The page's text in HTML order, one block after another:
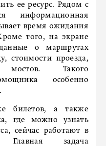
ее ресурс. Рядом с
информационная
время ожидания
того, на экране
о маршрутах
стоимости проезда,
Такого
особенно
билетов, а также
где можно узнать
сейчас работают в
задача